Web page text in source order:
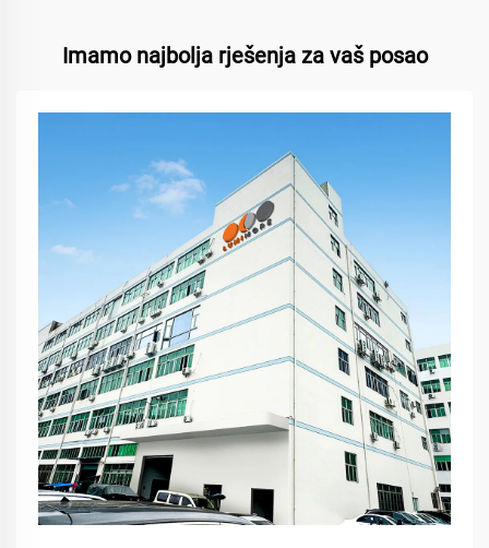
Imamo najbolja rješenja za vaš posao